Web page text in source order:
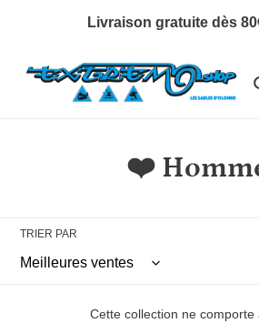
Livraison gratuite dès
C
l
e
❤️
TRIER PAR
Cette collection ne comporte